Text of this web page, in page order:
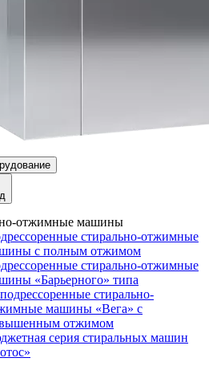
отжимные машины
стирально-отжимные
с полным отжимом
стирально-отжимные
«Барьерного» типа
стирально-
машины «Вега» с
отжимом
серия стиральных машин